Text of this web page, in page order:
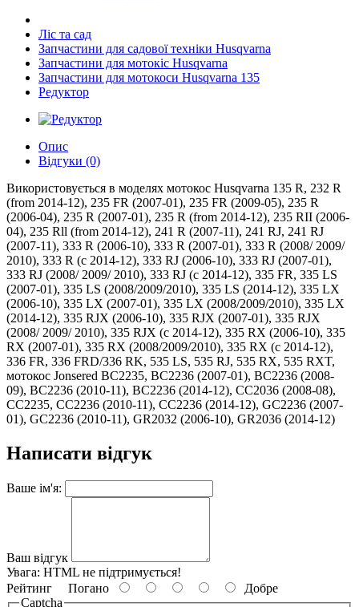
Ліс та сад
Запчастини для садової техніки Husqvarna
Запчастини для мотокіс Husqvarna
Запчастини для мотокоси Husqvarna 135
Редуктор
Опис
Відгуки (0)
Використовується в моделях мотокос Husqvarna 135 R, 232 R
(from 2014-12), 235 FR (2007-01), 235 FR (2009-05), 235 R
(2006-04), 235 R (2007-01), 235 R (from 2014-12), 235 RII (2006-
04), 235 Rll (from 2014-12), 241 R (2007-11), 241 RJ, 241 RJ
(2007-11), 333 R (2006-10), 333 R (2007-01), 333 R (2008/ 2009/
2010), 333 R (c 2014-12), 333 RJ (2006-10), 333 RJ (2007-01),
333 RJ (2008/ 2009/ 2010), 333 RJ (c 2014-12), 335 FR, 335 LS
(2007-01), 335 LS (2008/2009/2010), 335 LS (2014-12), 335 LX
(2006-10), 335 LX (2007-01), 335 LX (2008/2009/2010), 335 LX
(2014-12), 335 RJX (2006-10), 335 RJX (2007-01), 335 RJX
(2008/ 2009/ 2010), 335 RJX (c 2014-12), 335 RX (2006-10), 335
RX (2007-01), 335 RX (2008/2009/2010), 335 RX (c 2014-12),
336 FR, 336 FRD/336 RK, 535 LS, 535 RJ, 535 RX, 535 RXT,
мотокос Jonsered BC2235, BC2236 (2007-01), BC2236 (2008-
09), BC2236 (2010-11), BC2236 (2014-12), CC2036 (2008-08),
CC2235, CC2236 (2010-11), CC2236 (2014-12), GC2236 (2007-
01), GC2236 (2010-11), GR2032 (2006-10), GR2036 (2014-12)
Написати відгук
Ваше ім'я:
Ваш відгук
Увага: HTML не підтримується!
Рейтинг Погано
Добре
Captcha